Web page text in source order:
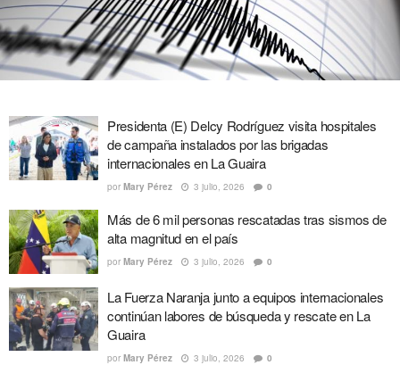
Presidenta (E) Delcy Rodríguez visita hospitales
de campaña instalados por las brigadas
internacionales en La Guaira
por Mary Pérez 3 julio, 2026 0
Más de 6 mil personas rescatadas tras sismos de
alta magnitud en el país
por Mary Pérez 3 julio, 2026 0
La Fuerza Naranja junto a equipos internacionales
continúan labores de búsqueda y rescate en La
Guaira
por Mary Pérez 3 julio, 2026 0